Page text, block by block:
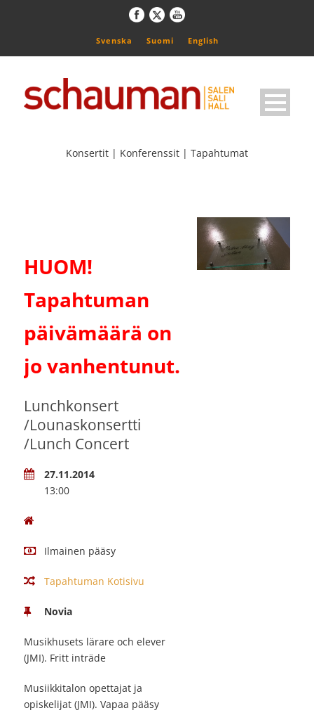
Svenska Suomi English
Konsertit | Konferenssit | Tapahtumat
HUOM!
Tapahtuman
päivämäärä on
jo vanhentunut.
Lunchkonsert
/Lounaskonsertti
/Lunch Concert
27.11.2014
13:00
Ilmainen pääsy
Tapahtuman Kotisivu
Novia
Musikhusets lärare och elever
(JMI). Fritt inträde
Musiikkitalon opettajat ja
opiskelijat (JMI). Vapaa pääsy